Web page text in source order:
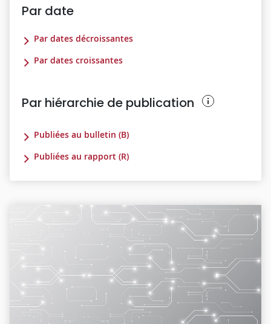
Par date
Par dates décroissantes
Par dates croissantes
Par hiérarchie de publication
Publiées au bulletin (B)
Publiées au rapport (R)